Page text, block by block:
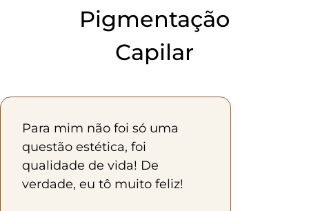
Pigmentação
Capilar
Para mim não foi só uma
questão estética, foi
qualidade de vida! De
verdade, eu tô muito feliz!